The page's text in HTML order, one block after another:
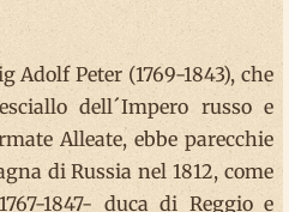
Adolf Peter (1769-1843), che
dell´Impero russo e
Alleate, ebbe parecchie
di Russia nel 1812, come
1847- duca di Reggio e